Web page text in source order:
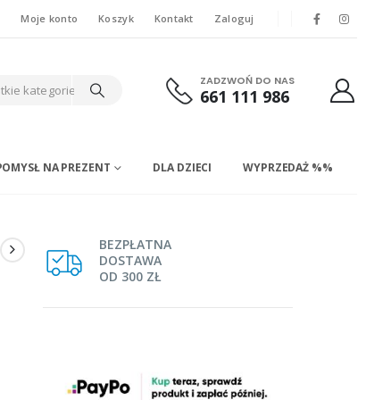
Moje konto Koszyk Kontakt Zaloguj
kategorie
ZADZWOŃ DO NAS
661 111 986
NA PREZENT DLA DZIECI WYPRZEDAŻ %%
BEZPŁATNA
DOSTAWA
OD 300 ZŁ